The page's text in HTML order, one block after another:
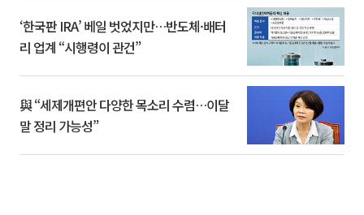
‘한국판 IRA’ 베일 벗었지만…반도체·배터
리 업계 “시행령이 관건”
與 “세제개편안 다양한 목소리 수렴…이달
말 정리 가능성”